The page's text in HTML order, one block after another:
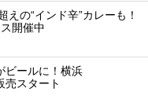
の“インド辛”カレーも！
開催中
ビールに！横浜
売スタート